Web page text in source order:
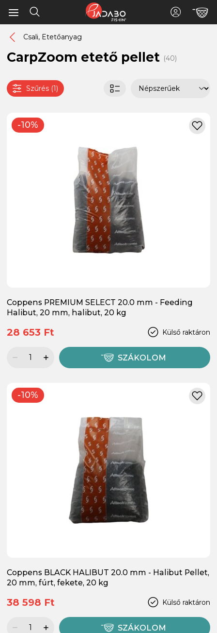
Csali, Etetőanyag
CarpZoom etető pellet (40)
Szűrés (1)
-10%
Coppens PREMIUM SELECT 20.0 mm - Feeding
Halibut, 20 mm, halibut, 20 kg
Külső raktáron
28 653 Ft
SZÁKOLOM
-10%
Coppens BLACK HALIBUT 20.0 mm - Halibut Pellet,
20 mm, fúrt, fekete, 20 kg
Külső raktáron
38 598 Ft
SZÁKOLOM